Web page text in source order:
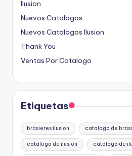
Ilusion
Nuevos Catalogos
Nuevos Catalogos Ilusion
Thank You
Ventas Por Catalogo
Etiquetas
brasieres ilusion catalogo de
catalogo de ilusion catalogo de